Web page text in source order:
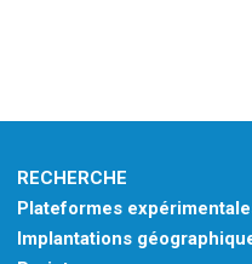
RECHERCHE
Plateformes
Implantations